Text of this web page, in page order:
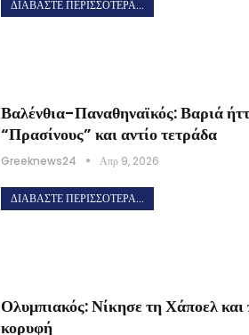
ΔΙΑΒΆΣΤΕ ΠΕΡΙΣΣΌΤΕΡΑ...
Βαλένθια-Παναθηναϊκός: Βαριά
“Πρασίνους” και αντίο τετράδα
Greeknews24 Απρ 9, 2026
ΔΙΑΒΆΣΤΕ ΠΕΡΙΣΣΌΤΕΡΑ...
Ολυμπιακός: Νίκησε τη Χάποελ και
κορυφή